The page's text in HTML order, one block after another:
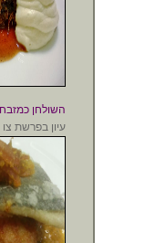
השולחן
עיון בפרשת